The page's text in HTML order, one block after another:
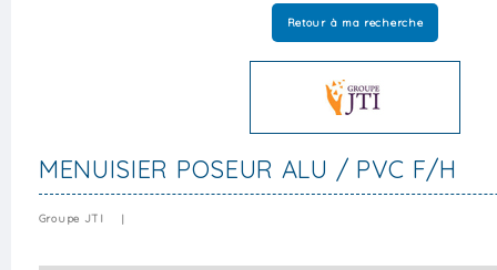
Retour à ma recherche
MENUISIER POSEUR ALU / PVC F/H
Groupe JTI |